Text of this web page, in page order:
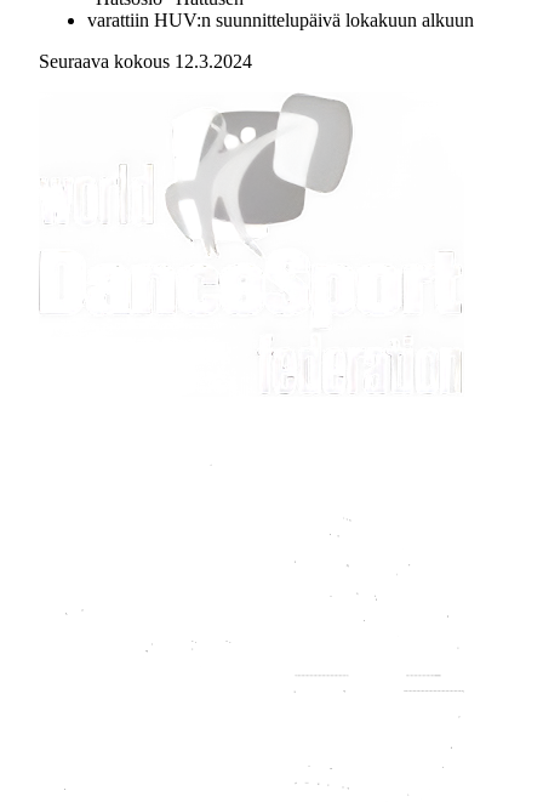
varattiin HUV:n suunnittelupäivä lokakuun alkuun
Seuraava kokous 12.3.2024